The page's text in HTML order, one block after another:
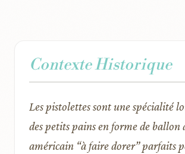
Contexte Historique
Les pistolettes sont une spécialité
des petits pains en forme de ballon
américain “à faire dorer” parfaits